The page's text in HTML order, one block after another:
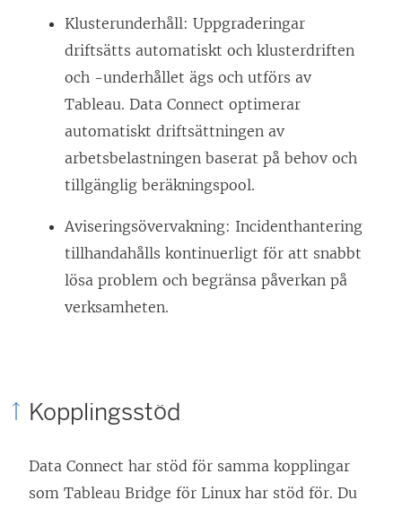
r
)
r
)
Klusterunderhåll: Uppgraderingar
driftsätts automatiskt och klusterdriften
och -underhållet ägs och utförs av
Tableau. Data Connect optimerar
automatiskt driftsättningen av
arbetsbelastningen baserat på behov och
tillgänglig beräkningspool.
Aviseringsövervakning: Incidenthantering
tillhandahålls kontinuerligt för att snabbt
lösa problem och begränsa påverkan på
verksamheten.
Kopplingsstöd
Data Connect har stöd för samma kopplingar
som Tableau Bridge för Linux har stöd för. Du